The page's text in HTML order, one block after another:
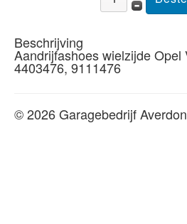
Beschrijving
Aandrijfashoes wielzijde Opel
4403476, 9111476
© 2026 Garagebedrijf